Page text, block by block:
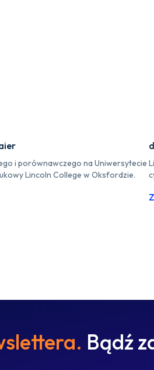
i porównawczego na Uniwersytecie
Lincoln College w Oksfordzie.
Bądź